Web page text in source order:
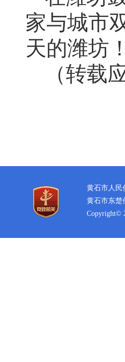
家与城市
天的潍坊！
（转载
黄石市人民
黄石市东楚
Copyright©